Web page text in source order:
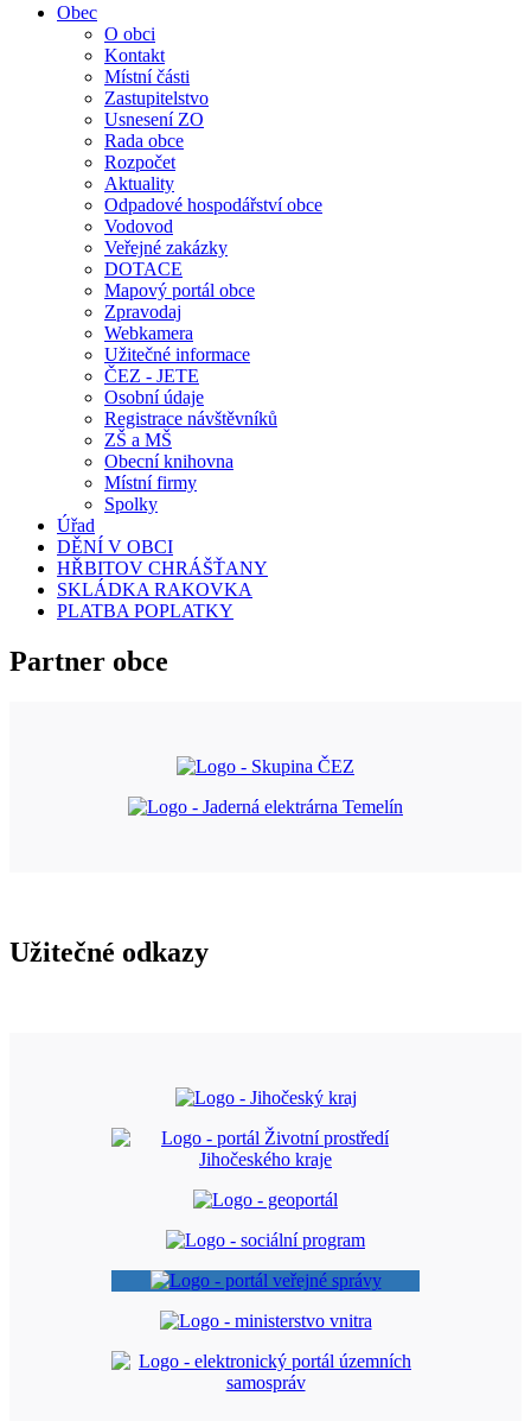
Obec
O obci
Kontakt
Místní části
Zastupitelstvo
Usnesení ZO
Rada obce
Rozpočet
Aktuality
Odpadové hospodářství obce
Vodovod
Veřejné zakázky
DOTACE
Mapový portál obce
Zpravodaj
Webkamera
Užitečné informace
ČEZ - JETE
Osobní údaje
Registrace návštěvníků
ZŠ a MŠ
Obecní knihovna
Místní firmy
Spolky
Úřad
DĚNÍ V OBCI
HŘBITOV CHRÁŠŤANY
SKLÁDKA RAKOVKA
PLATBA POPLATKY
Partner obce
Užitečné odkazy